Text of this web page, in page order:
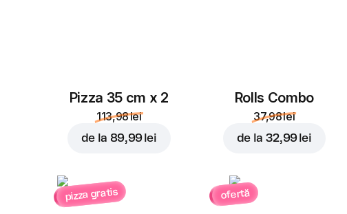
Pizza 35 cm x 2
113,98 lei
de la 89,99 lei
Rolls Combo
37,98 lei
de la 32,99 lei
pizza gratis ofertă